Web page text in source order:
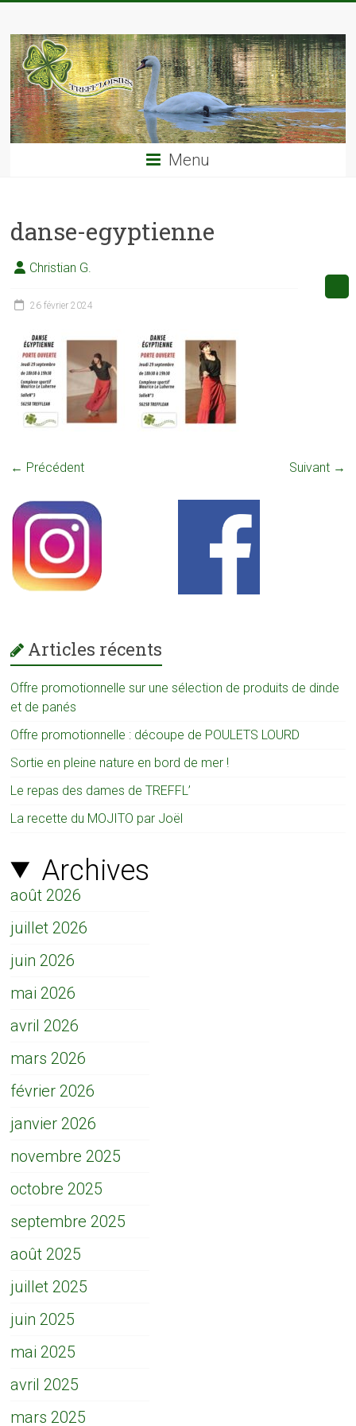
content
TREFF'LOISIRS
Menu
danse-egyptienne
Christian G.
26 février 2024
← Précédent Suivant →
Articles récents
Offre promotionnelle sur une sélection de produits de dinde
et de panés
Offre promotionnelle : découpe de POULETS LOURD
Sortie en pleine nature en bord de mer !
Le repas des dames de TREFFL’
La recette du MOJITO par Joël
Archives
août 2026
juillet 2026
juin 2026
mai 2026
avril 2026
mars 2026
février 2026
janvier 2026
novembre 2025
octobre 2025
septembre 2025
août 2025
juillet 2025
juin 2025
mai 2025
avril 2025
mars 2025